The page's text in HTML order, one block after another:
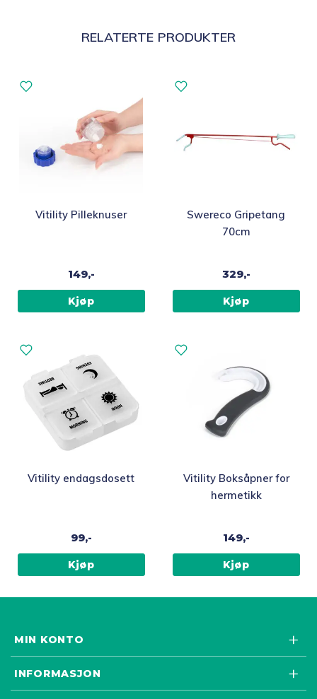
RELATERTE PRODUKTER
Vitility Pilleknuser
149,-
Kjøp
Swereco Gripetang
70cm
329,-
Kjøp
Vitility endagsdosett
99,-
Kjøp
Vitility Boksåpner for
hermetikk
149,-
Kjøp
MIN KONTO
INFORMASJON